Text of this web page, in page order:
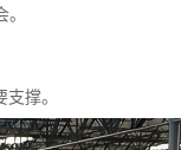
撑。